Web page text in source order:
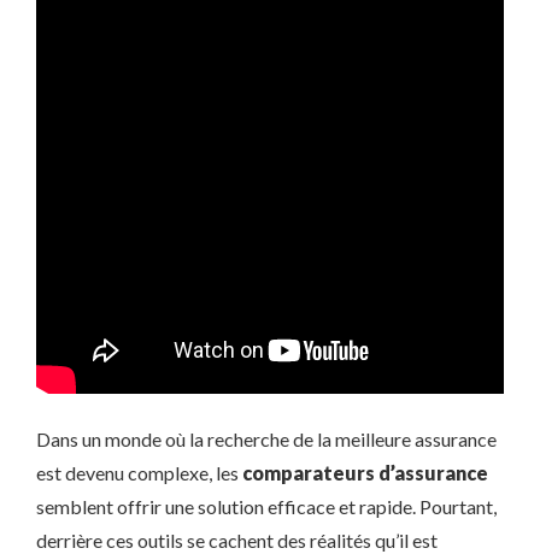
Dans un monde où la recherche de la meilleure assurance
est devenu complexe, les comparateurs d’assurance
semblent offrir une solution efficace et rapide. Pourtant,
derrière ces outils se cachent des réalités qu’il est